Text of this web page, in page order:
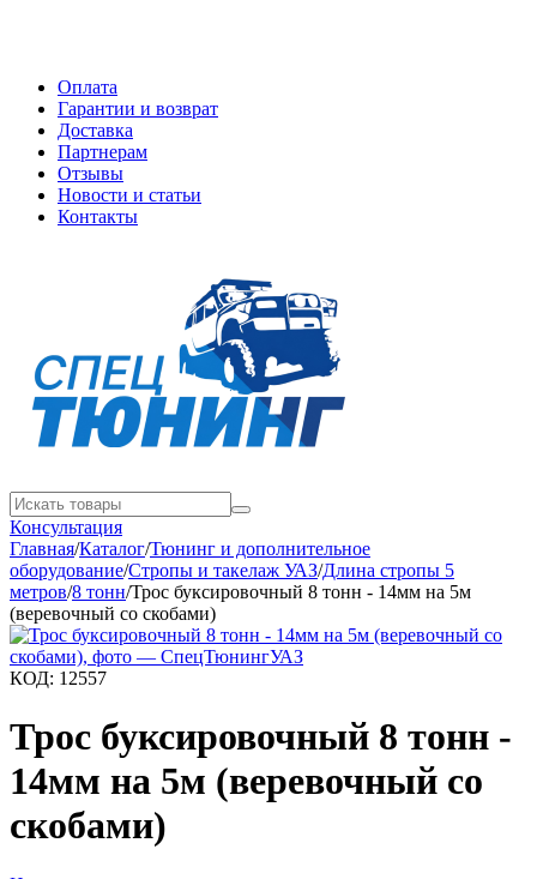
Оплата
Гарантии и возврат
Доставка
Партнерам
Отзывы
Новости и статьи
Контакты
Консультация
Главная/Каталог/Тюнинг и дополнительное
оборудование/Стропы и такелаж УАЗ/Длина стропы 5
метров/8 тонн/Трос буксировочный 8 тонн - 14мм на 5м
(веревочный со скобами)
КОД: 12557
Трос буксировочный 8 тонн -
14мм на 5м (веревочный со
скобами)